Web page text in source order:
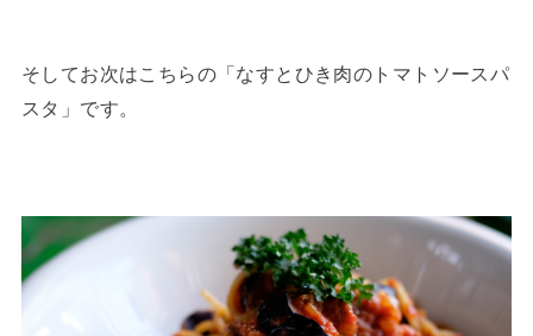
そしてお次はこちらの「なすとひき肉のトマトソースパ
スタ」です。